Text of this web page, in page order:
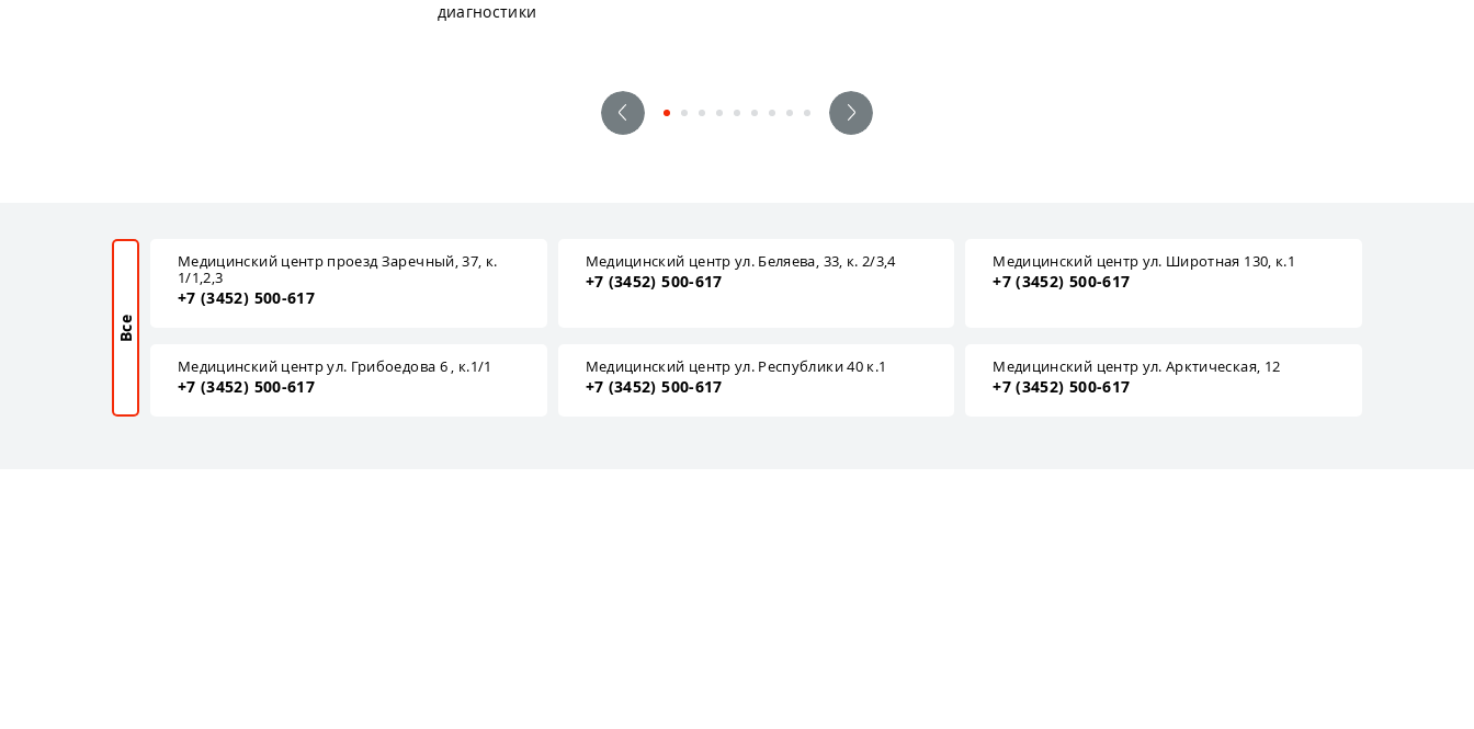
диагностики
Медицинский центр проезд Заречный, 37, к.
1/1,2,3
+7 (3452) 500-617
Медицинский центр ул. Беляева, 33, к. 2/3,4
+7 (3452) 500-617
Медицинский центр ул. Широтная 130, к.1
+7 (3452) 500-617
Медицинский центр ул. Грибоедова 6 , к.1/1
+7 (3452) 500-617
Медицинский центр ул. Республики 40 к.1
+7 (3452) 500-617
Медицинский центр ул. Арктическая, 12
+7 (3452) 500-617
Все